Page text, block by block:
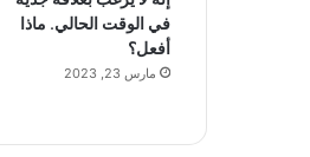
في الوقت الحالي. ماذا
أفعل؟
مارس 23, 2023